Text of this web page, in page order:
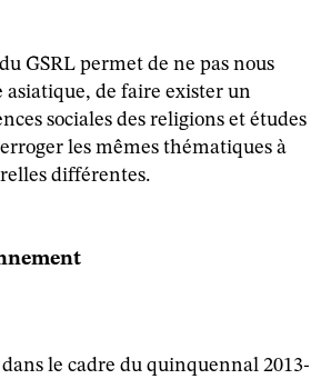
GSRL permet de ne pas nous
asiatique, de faire exister un
sociales des religions et études
les mêmes thématiques à
différentes.
le cadre du quinquennal 2013-